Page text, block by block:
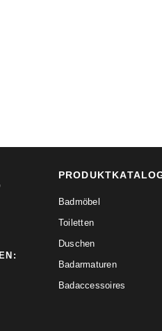
Badmöbel
Toiletten
Duschen
Badarmaturen
Badaccessoires